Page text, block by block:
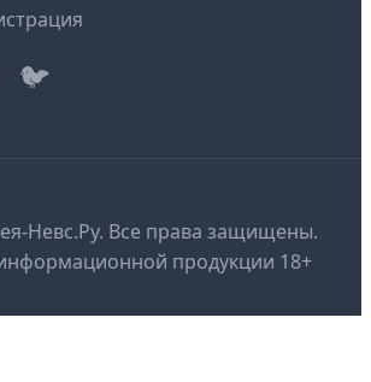
🐦
Невс.Ру. Все права защищены.
продукции 18+